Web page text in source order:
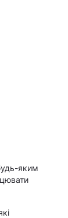
яким